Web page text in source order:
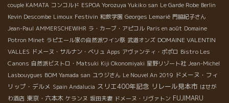
couple KAMATA コンコルド ESPOA Yorozuya Yukiko san Le Garde Robe Berlin
Kevin Descombe Limoux Festivin 和飲学園 Georges Lemarié 門脇紀子さん
Jean-Paul AMMERSCHEWIHR ラ・カーブ・アピコル Paris en août Domaine
Potron Minet ラピエール家の自然派ワイン祭 武道オンズ DOMAINE VALENTIN
VALLES ドメーヌ・サルナン・ベリュ Apps アヴァンティ・ポポロ Bistro Les
Canons 自然派ビストロ・Matsuki Kiji Okonomiyaki 星野リゾート社 Jean-Michel
Lasbouygues BOM Yamada san ユウジさん Le Nouvel An 2019 ドメーヌ・フィ
リップ・デルメ Spain Andalucia スリエ400年記念 リレール見本市 はせが
わ酒店 東京・六本木 ケランヌ 坂田夫妻 ドメーヌ・リヴァトン FUJIMARU